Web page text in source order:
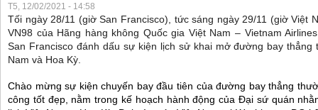
T5, 12/02/2021 - 14:58
Tối ngày 28/11 (giờ San Francisco), tức sáng ngày 29/11 (giờ Việt
VN98 của Hãng hàng không Quốc gia Việt Nam – Vietnam
San Francisco đánh dấu sự kiện lịch sử khai mở đường bay
Nam và Hoa Kỳ.
Chào mừng sự kiện chuyến bay đầu tiên của đường bay thẳng
công tốt đẹp, nằm trong kế hoạch hành động của Đại sứ quán